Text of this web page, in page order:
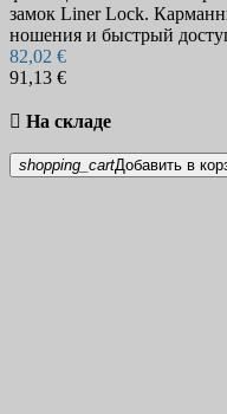
замок Liner Lock.
ношения и быстрый
82,02 €
91,13 €
 На складе
shopping_cartДобавить в